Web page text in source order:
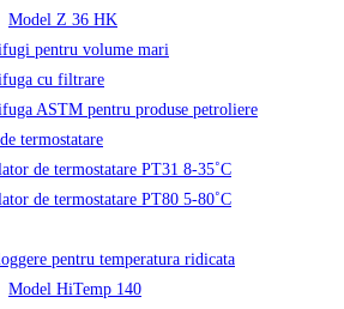
Model Z 36 HK
pentru volume mari
cu filtrare
ASTM pentru produse petroliere
termostatare
de termostatare PT31 8-35˚C
de termostatare PT80 5-80˚C
pentru temperatura ridicata
Model HiTemp 140